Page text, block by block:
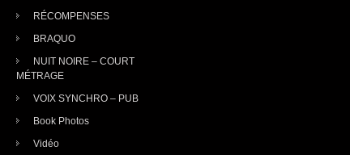
RÉCOMPENSES
BRAQUO
NUIT NOIRE – COURT
MÉTRAGE
VOIX SYNCHRO – PUB
Book Photos
Vidéo